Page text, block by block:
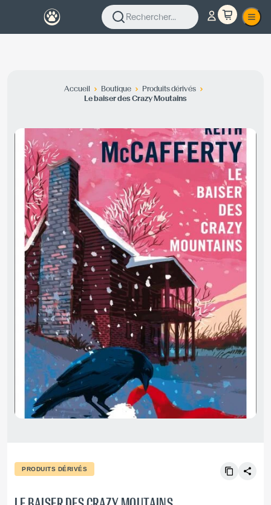
Rechercher...
Accueil Boutique
Produits dérivés
Le baiser des Crazy Moutains
PRODUITS DÉRIVÉS